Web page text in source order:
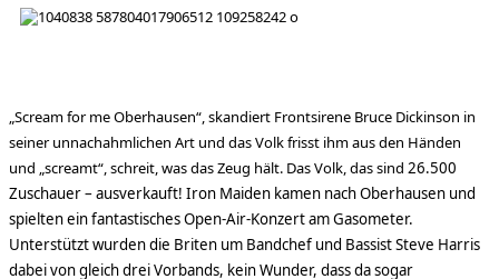
„Scream for me Oberhausen“, skandiert Frontsirene Bruce Dickinson in
seiner unnachahmlichen Art und das Volk frisst ihm aus den Händen
und „screamt“, schreit, was das Zeug hält. Das Volk, das sind 26.500
Zuschauer – ausverkauft! Iron Maiden kamen nach Oberhausen und
spielten ein fantastisches Open-Air-Konzert am Gasometer.
Unterstützt wurden die Briten um Bandchef und Bassist Steve Harris
dabei von gleich drei Vorbands, kein Wunder, dass da sogar